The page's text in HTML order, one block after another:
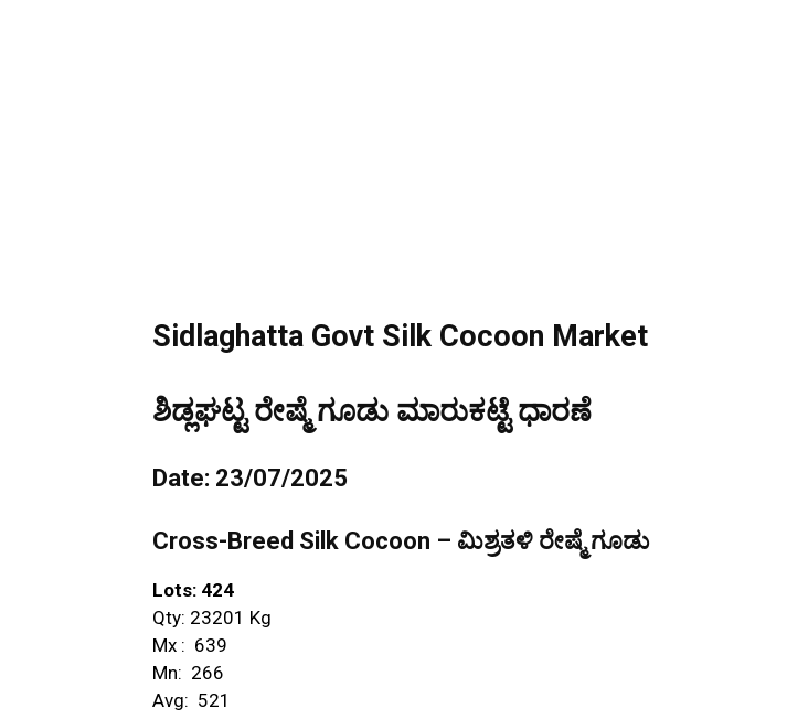
Sidlaghatta Govt Silk Cocoon Market
ಶಿಡ್ಲಘಟ್ಟ ರೇಷ್ಮೆ ಗೂಡು ಮಾರುಕಟ್ಟೆ ಧಾರಣೆ
Date: 23/07/2025
Cross-Breed Silk Cocoon – ಮಿಶ್ರತಳಿ ರೇಷ್ಮೆ ಗೂಡು
Lots: 424
Qty: 23201 Kg
Mx : ₹ 639
Mn: ₹ 266
Avg: ₹ 521